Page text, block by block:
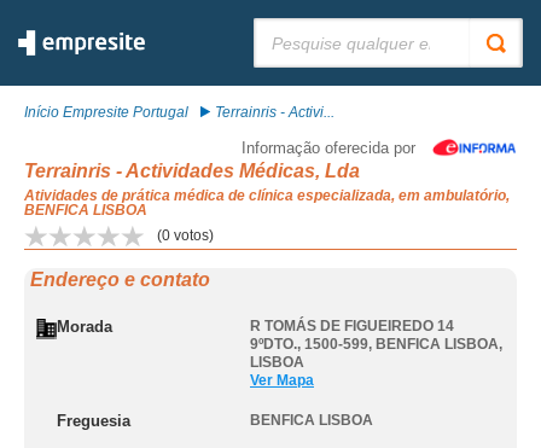
Início Empresite Portugal Terrainris - Activi...
Informação oferecida por
Terrainris - Actividades Médicas, Lda
Atividades de prática médica de clínica especializada, em ambulatório,
BENFICA LISBOA
(0 votos)
Endereço e contato
Morada
R TOMÁS DE FIGUEIREDO 14
9ºDTO., 1500-599, BENFICA LISBOA,
LISBOA
Ver Mapa
Freguesia BENFICA LISBOA